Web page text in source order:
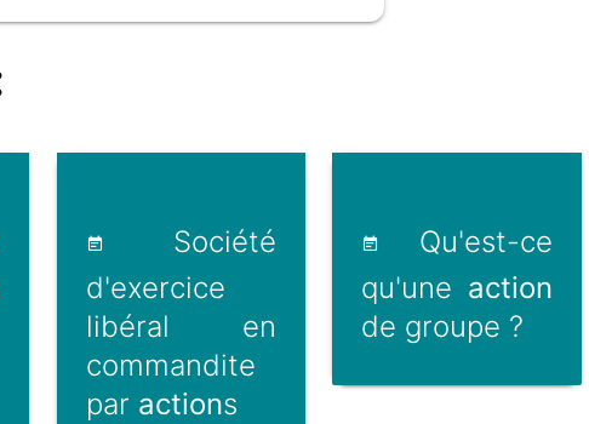
Société
d'exercice
libéral en
commandite
par actions
Qu'est-ce
qu'une action
de groupe ?